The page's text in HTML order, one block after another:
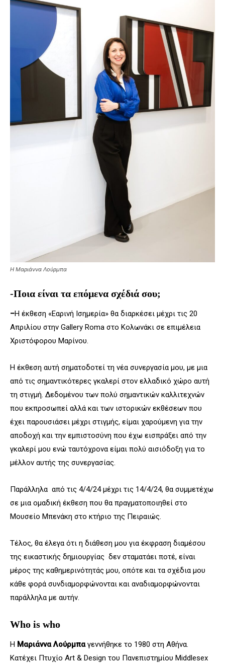
Η Μαριάννα Λούρμπα
-Ποια είναι τα επόμενα σχέδιά σου;
–Η έκθεση «Εαρινή Ισημερία» θα διαρκέσει μέχρι τις 20
Απριλίου στην Gallery Roma στο Κολωνάκι σε επιμέλεια
Χριστόφορου Μαρίνου.
Η έκθεση αυτή σηματοδοτεί τη νέα συνεργασία μου, με μια
από τις σημαντικότερες γκαλερί στον ελλαδικό χώρο αυτή
τη στιγμή. Δεδομένου των πολύ σημαντικών καλλιτεχνών
που εκπροσωπεί αλλά και των ιστορικών εκθέσεων που
έχει παρουσιάσει μέχρι στιγμής, είμαι χαρούμενη για την
αποδοχή και την εμπιστοσύνη που έχω εισπράξει από την
γκαλερί μου ενώ ταυτόχρονα είμαι πολύ αισιόδοξη για το
μέλλον αυτής της συνεργασίας.
Παράλληλα από τις 4/4/24 μέχρι τις 14/4/24, θα συμμετέχω
σε μια ομαδική έκθεση που θα πραγματοποιηθεί στο
Μουσείο Μπενάκη στο κτήριο της Πειραιώς.
Τέλος, θα έλεγα ότι η διάθεση μου για έκφραση διαμέσου
της εικαστικής δημιουργίας δεν σταματάει ποτέ, είναι
μέρος της καθημερινότητάς μου, οπότε και τα σχέδια μου
κάθε φορά συνδιαμορφώνονται και αναδιαμορφώνονται
παράλληλα με αυτήν.
Who is who
Η Μαριάννα Λούρμπαγεννήθηκε το 1980 στη Αθήνα.
Κατέχει Πτυχίο Art & Design του Πανεπιστημίου Middlesex